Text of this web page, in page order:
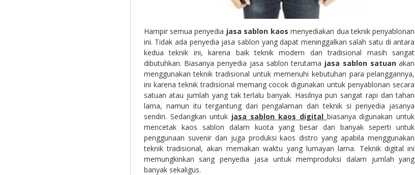
Hampir semua penyedia jasa sablon kaosmenyediakan dua teknik penyablonan
ini. Tidak ada penyedia jasa sablon yang dapat meninggalkan salah satu di antara
kedua teknik ini, karena baik teknik modern dan tradisional masih sangat
dibutuhkan. Biasanya penyedia jasa sablon terutama jasa sablon satuanakan
menggunakan teknik tradisional untuk memenuhi kebutuhan para pelanggannya,
ini karena teknik tradisional memang cocok digunakan untuk penyablonan secara
satuan atau jumlah yang tak terlalu banyak. Hasilnya pun sangat rapi dan tahan
lama, namun itu tergantung dari pengalaman dan teknik si penyedia jasanya
sendiri. Sedangkan untuk jasa sablon kaos digital biasanya digunakan untuk
mencetak kaos sablon dalam kuota yang besar dan banyak seperti untuk
penggunaan suvenir dan juga produksi kaos distro yang apabila menggunakan
teknik tradisional, akan memakan waktu yang lumayan lama. Teknik digital ini
memungkinkan sang penyedia jasa untuk memproduksi dalam jumlah yang
banyak sekaligus.